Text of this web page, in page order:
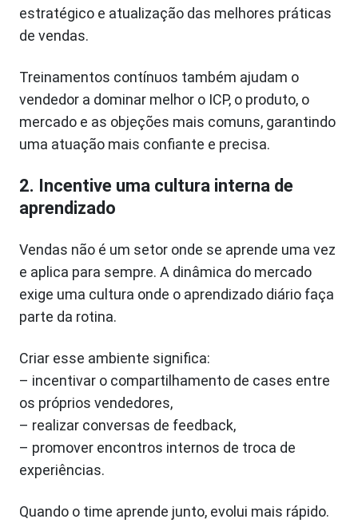
estratégico e atualização das melhores práticas
de vendas.
Treinamentos contínuos também ajudam o
vendedor a dominar melhor o ICP, o produto, o
mercado e as objeções mais comuns, garantindo
uma atuação mais confiante e precisa.
2. Incentive uma cultura interna de
aprendizado
Vendas não é um setor onde se aprende uma vez
e aplica para sempre. A dinâmica do mercado
exige uma cultura onde o aprendizado diário faça
parte da rotina.
Criar esse ambiente significa:
– incentivar o compartilhamento de cases entre
os próprios vendedores,
– realizar conversas de feedback,
– promover encontros internos de troca de
experiências.
Quando o time aprende junto, evolui mais rápido.